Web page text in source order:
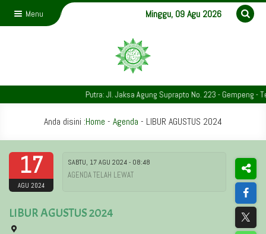
Menu Minggu, 09 Agu 2026
Putra: Jl. Jaksa Agung Suprapto No. 223 - Gempeng -
Anda disini :Home - Agenda - LIBUR AGUSTUS 2024
17
AGU 2024
SABTU, 17 AGU 2024 - 08:48
AGENDA TELAH LEWAT
LIBUR AGUSTUS 2024